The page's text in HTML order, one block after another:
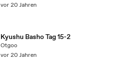
vor 20 Jahren
Kyushu Basho Tag 15-2
Otgoo
vor 20 Jahren